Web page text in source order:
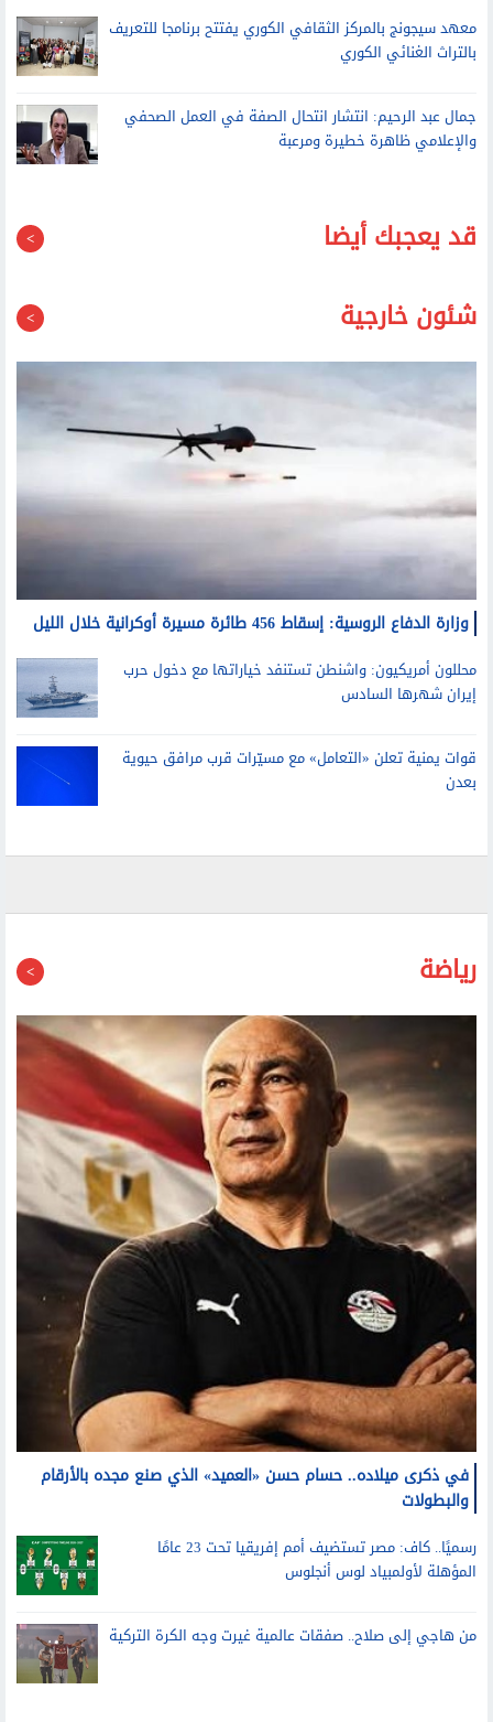
الباحث عقل الصناعة.. وزير الإنتاج الحربي يوجه بربط البحث العلمي
باحتياجات الإنتاج وتعظيم عوائده
معهد سيجونج بالمركز الثقافي الكوري يفتتح برنامجا للتعريف
بالتراث الغنائي الكوري
والإعلامي ظاهرة خطيرة ومرعبة
قد يعجبك أيضا
شئون خارجية
وزارة الدفاع الروسية: إسقاط 456 طائرة مسيرة أوكرانية خلال الليل
محللون أمريكيون: واشنطن تستنفد خياراتها مع دخول حرب
إيران شهرها السادس
بعدن
رياضة
في ذكرى ميلاده.. حسام حسن «العميد» الذي صنع مجده بالأرقام
والبطولات
رسميًا.. كاف: مصر تستضيف أمم إفريقيا تحت 23 عامًا
المؤهلة لأولمبياد لوس أنجلوس